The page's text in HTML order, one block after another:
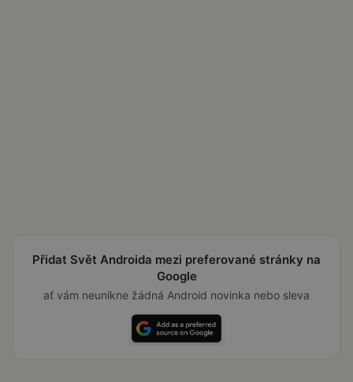
Přidat Svět Androida mezi preferované stránky na
Google
ať vám neunikne žádná Android novinka nebo sleva